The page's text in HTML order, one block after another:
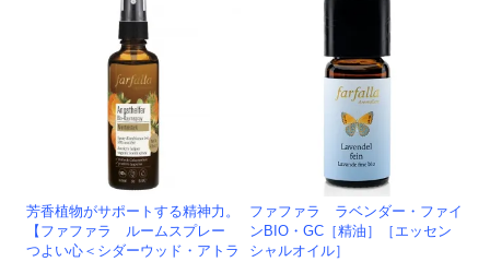
芳香植物がサポートする精神力。
【ファファラ ルームスプレー
つよい心＜シダーウッド・アトラ
ファファラ ラベンダー・ファイ
ンBIO・GC［精油］［エッセン
シャルオイル］